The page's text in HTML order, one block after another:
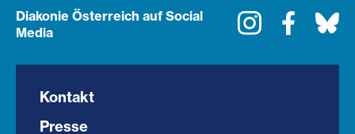
Diakonie Österreich auf Social
Media
Instagram
Kontakt
Presse